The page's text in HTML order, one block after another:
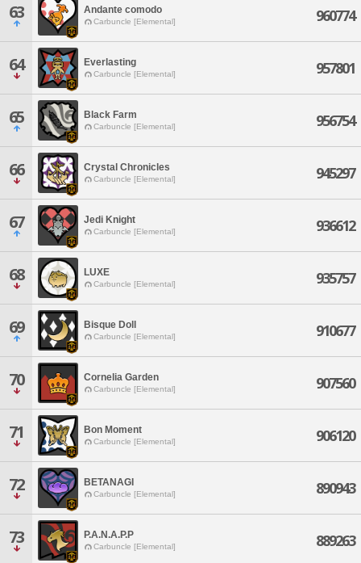
63 Andante comodo
Carbuncle [Elemental] 960774
64 Everlasting
Carbuncle [Elemental] 957801
65 Black Farm
Carbuncle [Elemental] 956754
66 Crystal Chronicles
Carbuncle [Elemental] 945297
67 Jedi Knight
Carbuncle [Elemental] 936612
68 LUXE
Carbuncle [Elemental] 935757
69 Bisque Doll
Carbuncle [Elemental] 910677
70 Cornelia Garden
Carbuncle [Elemental] 907560
71 Bon Moment
Carbuncle [Elemental] 906120
72 BETANAGI
Carbuncle [Elemental] 890943
73 P.A.N.A.P.P
Carbuncle [Elemental] 889263